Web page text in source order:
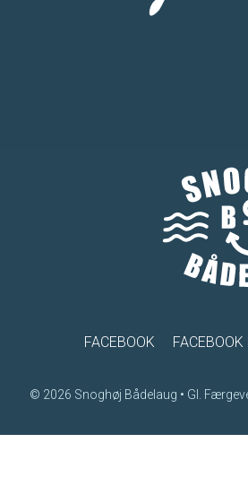
FACEBOOK
© 2026 Snoghøj Bådelaug • Gl.